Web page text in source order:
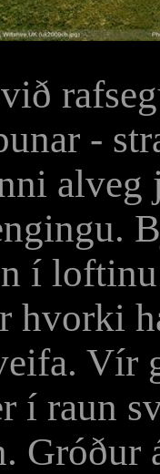
-
alveg
í
hvorki
Vír
í raun
Gróður